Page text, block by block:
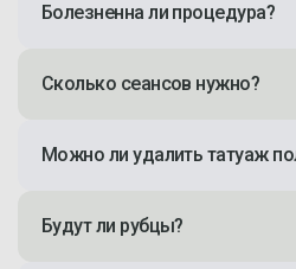
Болезненна ли процедура?
Сколько сеансов нужно?
Можно ли удалить татуаж
Будут ли рубцы?